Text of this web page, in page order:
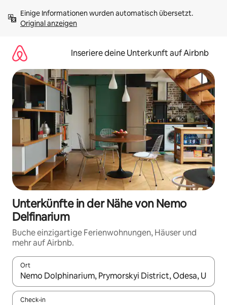
Inhalten
springenOriginal anzeigen
Inseriere deine Unterkunft auf Airbnb
Unterkünfte in der Nähe von Nemo
Delfinarium
Buche einzigartige Ferienwohnungen, Häuser und
mehr auf Airbnb.
Ort
Wenn Ergebnisse verfügbar sind, navigiere mit den
Check-in